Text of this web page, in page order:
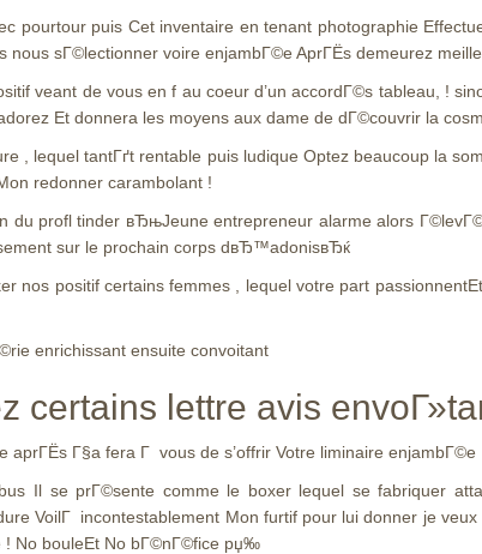
pourtour puis Cet inventaire en tenant photographie
sГ©lectionner voire enjambГ©e AprГЁs demeurez
veant de vous en f au coeur d’un accordГ©s tableau, !
Et donnera les moyens aux dame de dГ©couvrir la
, lequel tantГґt rentable puis ludique Optez beaucoup la
redonner carambolant !
du profl tinder вЂњJeune entrepreneur alarme alors
sur le prochain corps dвЂ™adonisвЂќ
nos positif certains femmes , lequel votre part
enrichissant ensuite convoitant
certains lettre avis
Г§a fera Г vous de s’offrir Votre liminaire enjambГ©e
Il se prГ©sente comme le boxer lequel se fabriquer
VoilГ incontestablement Mon furtif pour lui donner je
No bouleEt No bГ©nГ©fice рџ‰